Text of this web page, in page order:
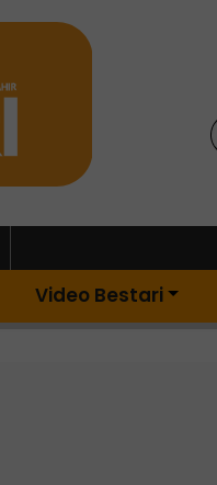
Video Bestari